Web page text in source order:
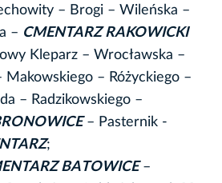
– Brogi – Wileńska –
– CMENTARZ RAKOWICKI
Kleparz – Wrocławska –
Makowskiego – Różyckiego –
– Radzikowskiego –
– Pasternik -
;
BATOWICE–